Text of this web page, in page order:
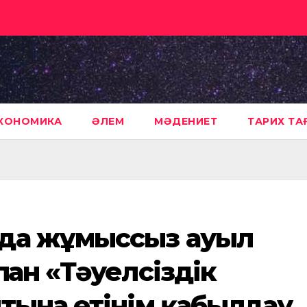
ӘЛЕМ МӘДЕНИЕТ ТАРИХ
жұмыссыз ауыл
«Тәуелсіздік